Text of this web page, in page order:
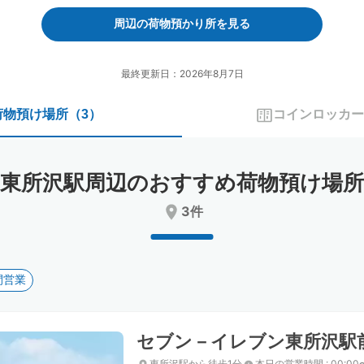
forward
to
interact
the
select
Press
the
changing
backward
interact
select
the
for
changing
周辺の荷物預かり所を見る
最終更新日：2026年8月7日
物預け場所（3） コインロッカー
東所沢駅周辺のおすすめ荷物預け場所
3件
営業
セブン－イレブン東所沢駅